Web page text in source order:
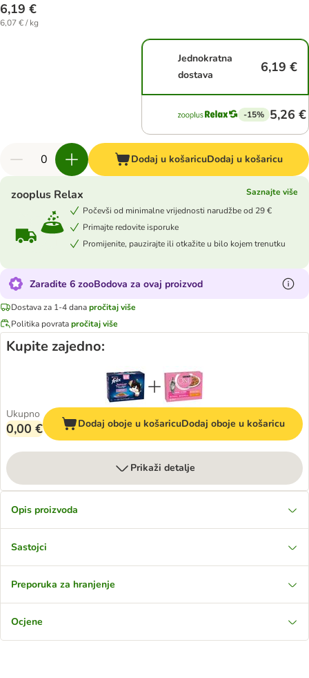
6,19 €
6,07 € / kg
Jednokratna
dostava
6,19 €
-15% 5,26 €
Dodaj u košaricuDodaj u košaricu
zooplus Relax
Saznajte više
Počevši od minimalne vrijednosti narudžbe od 29 €
Primajte redovite isporuke
Promijenite, pauzirajte ili otkažite u bilo kojem trenutku
Zaradite 6 zooBodova za ovaj proizvod
Dostava za 1-4 danapročitaj više
Politika povratapročitaj više
Kupite zajedno:
Ukupno
0,00 € Dodaj oboje u košaricuDodaj oboje u košaricu
Prikaži detalje
Opis proizvoda
Sastojci
Preporuka za hranjenje
Ocjene